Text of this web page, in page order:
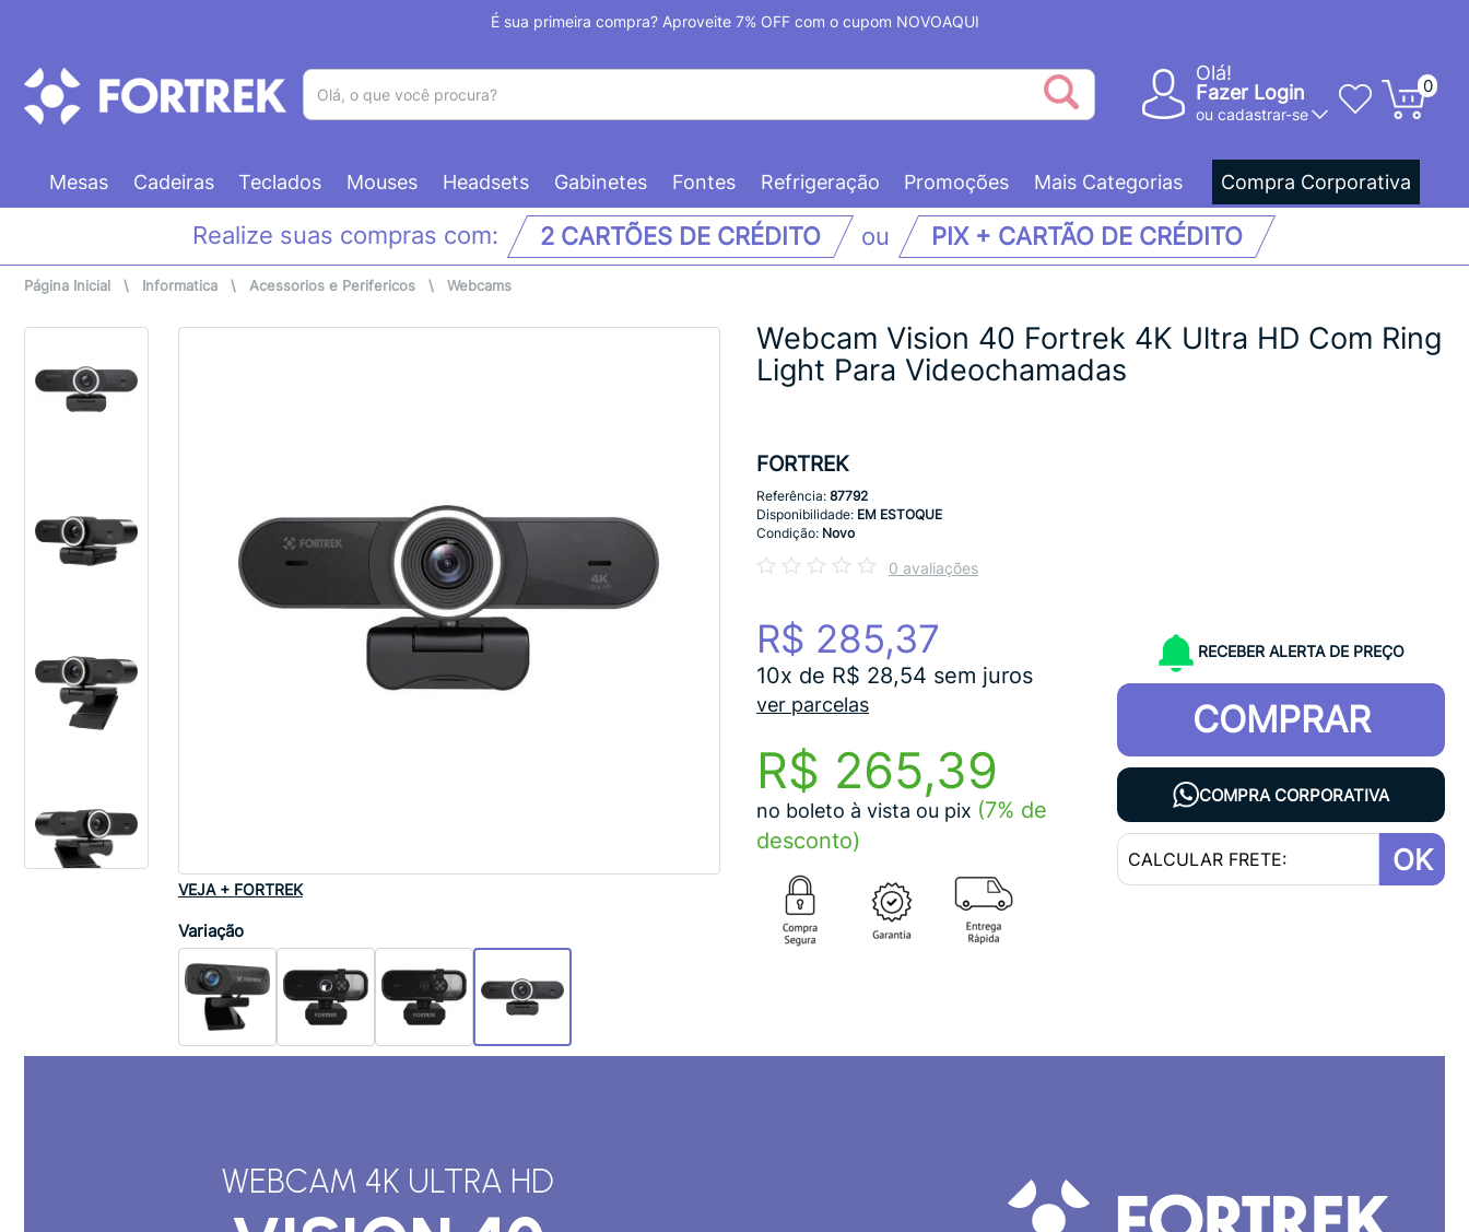
É sua primeira compra? Aproveite 7% OFF com o cupom NOVOAQUI
Olá!
Fazer Login
ou cadastrar-se
0
Mesas Cadeiras Teclados Mouses Headsets Gabinetes Fontes Refrigeração Promoções Mais Categorias Compra Corporativa
Realize suas compras com: 2 CARTÕES DE CRÉDITO ou PIX + CARTÃO DE CRÉDITO
Página Inicial \ Informatica \ Acessorios e Perifericos \ Webcams
VEJA + FORTREK
Variação
Webcam Vision 40 Fortrek 4K Ultra HD Com Ring
Light Para Videochamadas
FORTREK
Referência: 87792
Disponibilidade: EM ESTOQUE
Condição: Novo
0 avaliações
R$ 285,37
10x de R$ 28,54 sem juros
ver parcelas
R$ 265,39
no boleto à vista ou pix (7% de
desconto)
RECEBER ALERTA DE PREÇO
COMPRAR
COMPRA CORPORATIVA
OK